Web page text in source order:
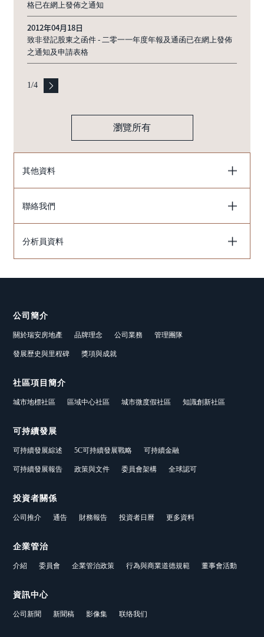
格已在網上發佈之通知
2012年04月18日
致非登記股東之函件 - 二零一一年度年報及通函已在網上發佈
之通知及申請表格
1/4
瀏覽所有
其他資料
聯絡我們
分析員資料
公司簡介
關於瑞安房地產 品牌理念 公司業務 管理團隊
發展歷史與里程碑 獎項與成就
社區項目簡介
城市地標社區 區域中心社區 城市微度假社區 知識創新社區
可持續發展
可持續發展綜述 5C可持續發展戰略 可持續金融
可持續發展報告 政策與文件 委員會架構 全球認可
投資者關係
公司推介 通告 財務報告 投資者日曆 更多資料
企業管治
介紹 委員會 企業管治政策 行為與商業道德規範 董事會活動
資訊中心
公司新聞 新聞稿 影像集 联络我们